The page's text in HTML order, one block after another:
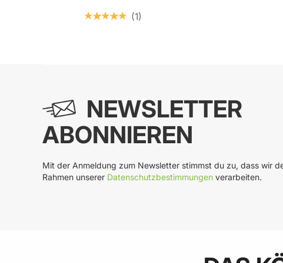
1
NEWSLETTER
ABONNIEREN
Mit der Anmeldung zum Newsletter stimmst du zu, dass wir
Rahmen unserer Datenschutzbestimmungen verarbeiten.